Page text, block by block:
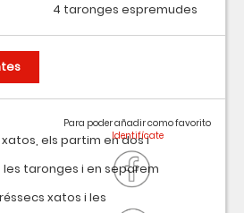
els partim en dos i
taronges i en separem
xatos i les
Para poder añadir como favorito
4 taronges espremudes